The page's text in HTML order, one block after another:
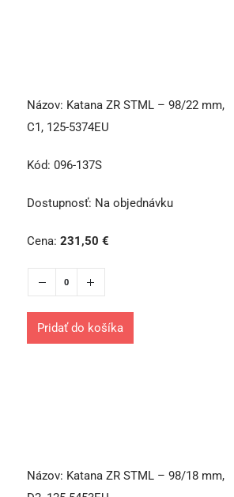
Názov: Katana ZR STML – 98/22 mm,
C1, 125-5374EU
Kód: 096-137S
Dostupnosť: Na objednávku
Cena: 231,50 €
Pridať do košíka
Názov: Katana ZR STML – 98/18 mm,